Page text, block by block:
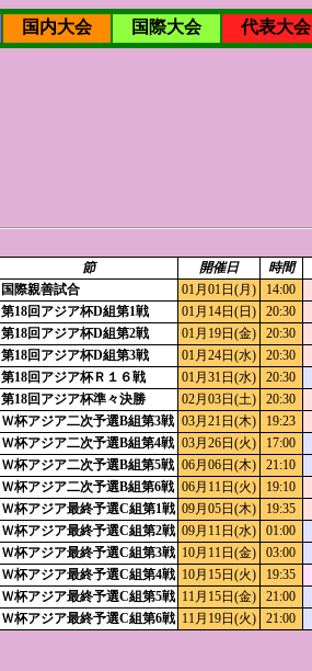
国内大会 国際大会 代表大会
節
開催日 時間
国際親善試合
01月01日(月) 14:00
第18回アジア杯D組第1戦
01月14日(日) 20:30
第18回アジア杯D組第2戦
01月19日(金) 20:30
第18回アジア杯D組第3戦
01月24日(水) 20:30
第18回アジア杯Ｒ１６戦
01月31日(水) 20:30
第18回アジア杯準々決勝
02月03日(土) 20:30
Ｗ杯アジア二次予選B組第3戦 03月21日(木) 19:23
Ｗ杯アジア二次予選B組第4戦 03月26日(火) 17:00
Ｗ杯アジア二次予選B組第5戦 06月06日(木) 21:10
Ｗ杯アジア二次予選B組第6戦 06月11日(火) 19:10
Ｗ杯アジア最終予選C組第1戦 09月05日(木) 19:35
Ｗ杯アジア最終予選C組第2戦 09月11日(水) 01:00
Ｗ杯アジア最終予選C組第3戦 10月11日(金) 03:00
Ｗ杯アジア最終予選C組第4戦 10月15日(火) 19:35
Ｗ杯アジア最終予選C組第5戦 11月15日(金) 21:00
Ｗ杯アジア最終予選C組第6戦 11月19日(火) 21:00